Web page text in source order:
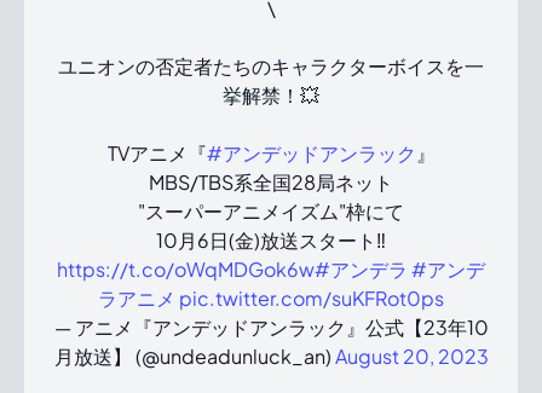
\
ユニオンの否定者たちのキャラクターボイスを一
挙解禁！💥
TVアニメ『#アンデッドアンラック 』
MBS/TBS系全国28局ネット
"スーパーアニメイズム"枠にて
10月6日(金)放送スタート‼️
https://t.co/oWqMDGok6w#アンデラ #アンデ
ラアニメ pic.twitter.com/suKFRot0ps
— アニメ『アンデッドアンラック』公式【23年10
月放送】 (@undeadunluck_an)August 20, 2023